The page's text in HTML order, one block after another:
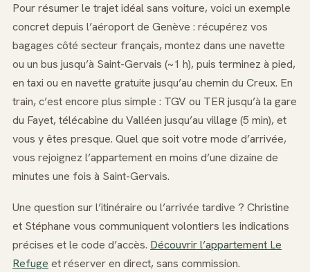
Pour résumer le trajet idéal sans voiture, voici un exemple
concret depuis l’aéroport de Genève : récupérez vos
bagages côté secteur français, montez dans une navette
ou un bus jusqu’à Saint-Gervais (~1 h), puis terminez à pied,
en taxi ou en navette gratuite jusqu’au chemin du Creux. En
train, c’est encore plus simple : TGV ou TER jusqu’à la gare
du Fayet, télécabine du Valléen jusqu’au village (5 min), et
vous y êtes presque. Quel que soit votre mode d’arrivée,
vous rejoignez l’appartement en moins d’une dizaine de
minutes une fois à Saint-Gervais.
Une question sur l’itinéraire ou l’arrivée tardive ? Christine
et Stéphane vous communiquent volontiers les indications
précises et le code d’accès. Découvrir l’appartement Le
Refuge et réserver en direct, sans commission.